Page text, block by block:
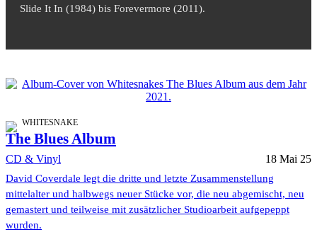
Slide It In (1984) bis Forevermore (2011).
WHITESNAKE
The Blues Album
CD & Vinyl 18 Mai 25
David Coverdale legt die dritte und letzte Zusammenstellung
mittelalter und halbwegs neuer Stücke vor, die neu abgemischt, neu
gemastert und teilweise mit zusätzlicher Studioarbeit aufgepeppt
wurden.